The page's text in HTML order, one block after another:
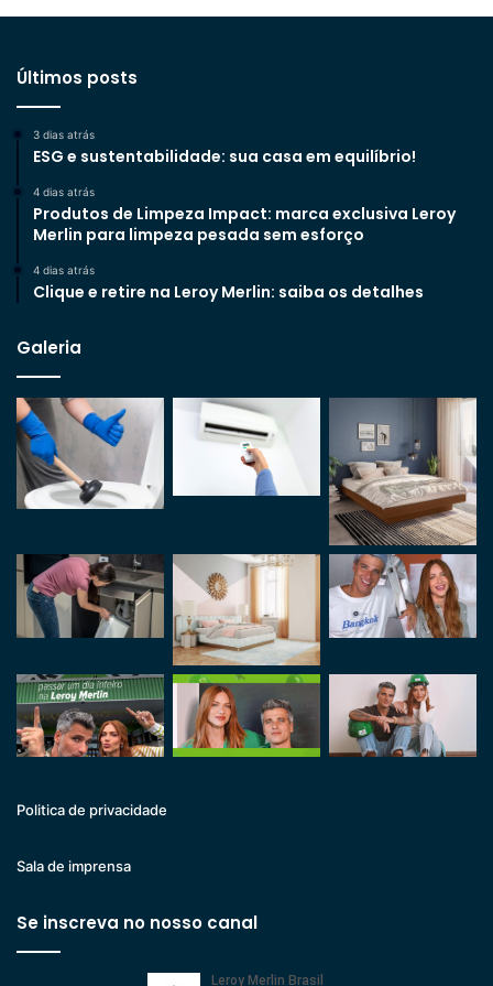
Últimos posts
3 dias atrás
ESG e sustentabilidade: sua casa em equilíbrio!
4 dias atrás
Produtos de Limpeza Impact: marca exclusiva Leroy
Merlin para limpeza pesada sem esforço
4 dias atrás
Clique e retire na Leroy Merlin: saiba os detalhes
Galeria
Politica de privacidade
Sala de imprensa
Se inscreva no nosso canal